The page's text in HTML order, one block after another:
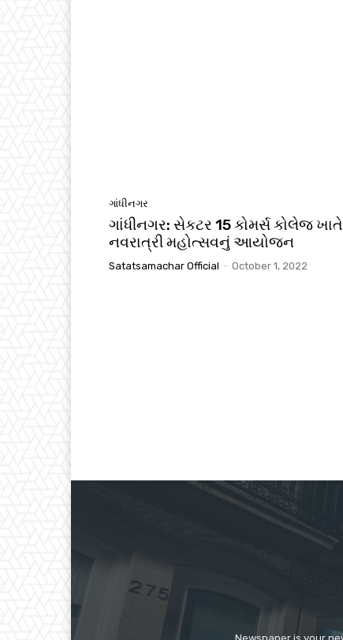
ગાંધીનગર
ગાંધીનગર: સેકટર 15 કોમર્સ કોલેજ ખાતે
નવરાત્રી મહોત્સવનું આયોજન
Satatsamachar Official - October 1, 2022